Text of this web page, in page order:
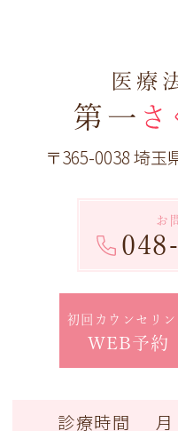
〒365-0038 埼玉
お
初回カウンセリン
WEB予約
診療時間 月